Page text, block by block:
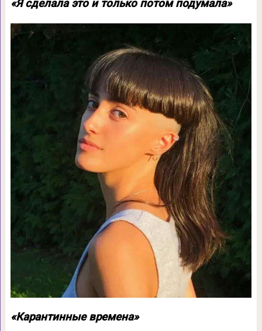
«Я сделала это и только потом подумала»
«Карантинные времена»